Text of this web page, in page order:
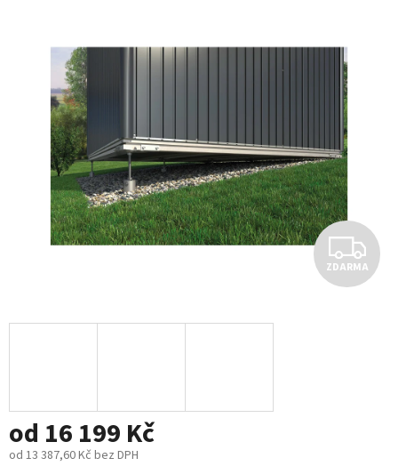
hvězdiček.
Z
D
ZDARMA
od 16 199 Kč
od 13 387,60 Kč bez DPH